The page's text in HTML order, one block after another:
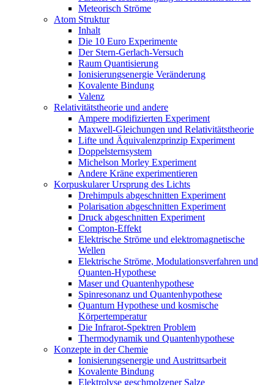
Meteorisch Ströme
Atom Struktur
Inhalt
Die 10 Euro Experimente
Der Stern-Gerlach-Versuch
Raum Quantisierung
Ionisierungsenergie Veränderung
Kovalente Bindung
Valenz
Relativitätstheorie und andere
Ampere modifizierten Experiment
Maxwell-Gleichungen und Relativitätstheorie
Lifte und Äquivalenzprinzip Experiment
Doppelsternsystem
Michelson Morley Experiment
Andere Kräne experimentieren
Korpuskularer Ursprung des Lichts
Drehimpuls abgeschnitten Experiment
Polarisation abgeschnitten Experiment
Druck abgeschnitten Experiment
Compton-Effekt
Elektrische Ströme und elektromagnetische
Wellen
Elektrische Ströme, Modulationsverfahren und
Quanten-Hypothese
Maser und Quantenhypothese
Spinresonanz und Quantenhypothese
Quantum Hypothese und kosmische
Körpertemperatur
Die Infrarot-Spektren Problem
Thermodynamik und Quantenhypothese
Konzepte in der Chemie
Ionisierungsenergie und Austrittsarbeit
Kovalente Bindung
Elektrolyse geschmolzener Salze